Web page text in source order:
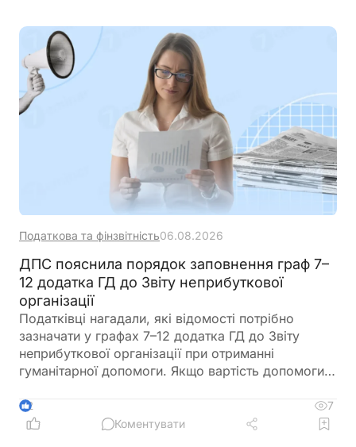
Податкова та фінзвітність06.08.2026
ДПС пояснила порядок заповнення граф 7–
12 додатка ГД до Звіту неприбуткової
організації
Податківці нагадали, які відомості потрібно
зазначати у графах 7–12 додатка ГД до Звіту
неприбуткової організації при отриманні
гуманітарної допомоги. Якщо вартість допомоги
бухгалтерського обліку, а за необхідності додати
до Звіту пояснення у довільній формі
2
7
Коментувати